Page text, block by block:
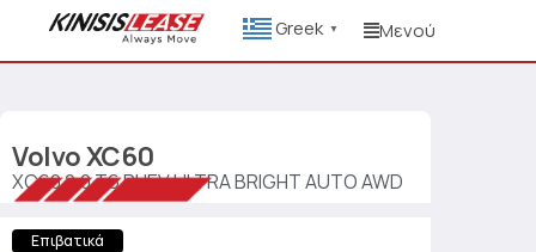
Greek ▼ Μενού
VolvoXC60
XC60 2.0 T6 PHEV ULTRA BRIGHT AUTO AWD
Επιβατικά